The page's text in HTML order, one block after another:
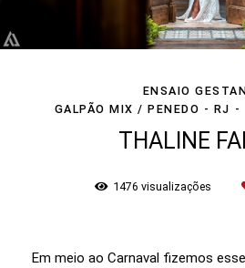
ENSAIO
GALPÃO MIX / PENEDO - RJ
THALINE
1476 visualizações
Em meio ao Carnaval fizemos